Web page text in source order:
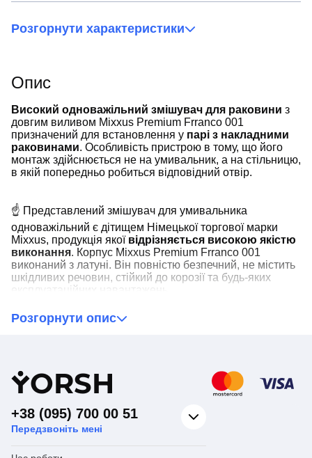
Розгорнути характеристики
Опис
Високий одноважільний змішувач для раковини з
довгим виливом Mixxus Premium Frranco 001
призначений для встановлення у парі з накладними
раковинами. Особливість пристрою в тому, що його
монтаж здійснюється не на умивальник, а на стільницю,
в якій попередньо робиться відповідний отвір.
☝ Представлений змішувач для умивальника
одноважільний є дітищем Німецької торгової марки
Mixxus, продукція якої відрізняється високою якістю
виконання. Корпус Mixxus Premium Frranco 001
виконаний з латуні. Він повністю безпечний, не містить
шкідливих речовин, стійкий до корозії та будь-яких
експлуатаційних навантажень.
За подачу та регулювання температури води в Mixxus
розміром 35 мм, усередині якого розташовані дві
керамічні пластини. Ця конструкція дозволяє досягти
механізму. Нестандартна конструкція крана на
раковину одноважільного Mixxus Premium Frranco 001
Розгорнути опис
YORSH
+38 (095) 700 00 51
Передзвоніть мені